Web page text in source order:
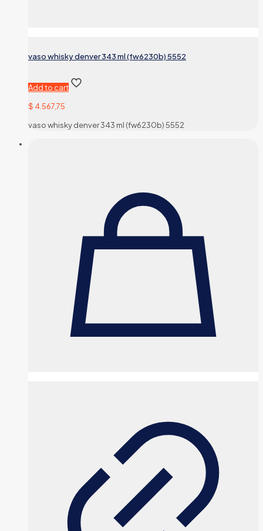
vaso whisky denver 343 ml (fw6230b) 5552
Add to cart
$ 4.567,75
vaso whisky denver 343 ml (fw6230b) 5552